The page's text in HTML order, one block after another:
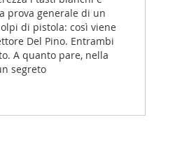
prova generale di un
di pistola: così viene
Del Pino. Entrambi
A quanto pare, nella
segreto